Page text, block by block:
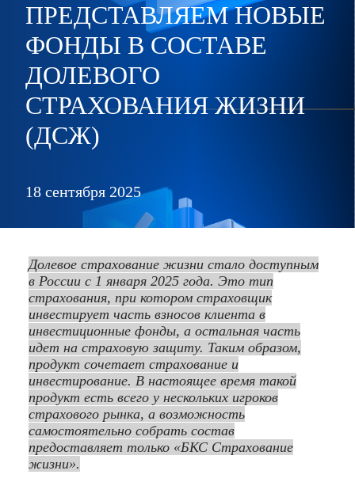
ПРЕДСТАВЛЯЕМ НОВЫЕ
ФОНДЫ В СОСТАВЕ
ДОЛЕВОГО
СТРАХОВАНИЯ ЖИЗНИ
(ДСЖ)
18 сентября 2025
Долевое страхование жизни стало доступным
в России с 1 января 2025 года. Это тип
страхования, при котором страховщик
инвестирует часть взносов клиента в
инвестиционные фонды, а остальная часть
идет на страховую защиту. Таким образом,
продукт сочетает страхование и
инвестирование. В настоящее время такой
продукт есть всего у нескольких игроков
страхового рынка, а возможность
самостоятельно собрать состав
предоставляет только «БКС Страхование
жизни».